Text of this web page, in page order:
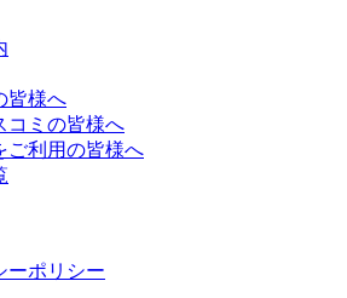
皆様へ
コミの皆様へ
ご利用の皆様へ
ーポリシー